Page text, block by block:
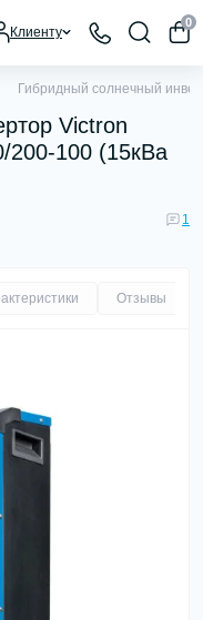
Клиенту
0
Гибридный солнечный
Victron
200-100 (15кВа
1
Отзывы